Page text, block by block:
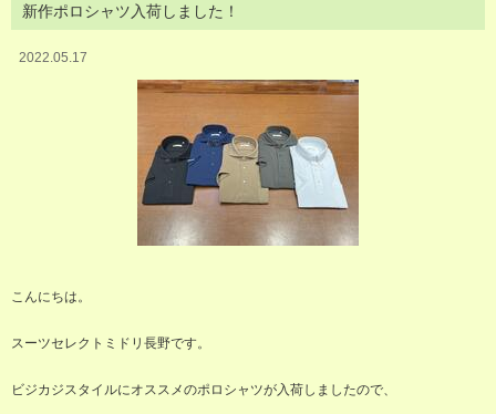
新作ポロシャツ入荷しました！
2022.05.17
こんにちは。
スーツセレクトミドリ長野です。
ビジカジスタイルにオススメのポロシャツが入荷しましたので、